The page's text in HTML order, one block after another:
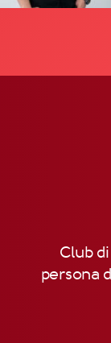
Club
persona